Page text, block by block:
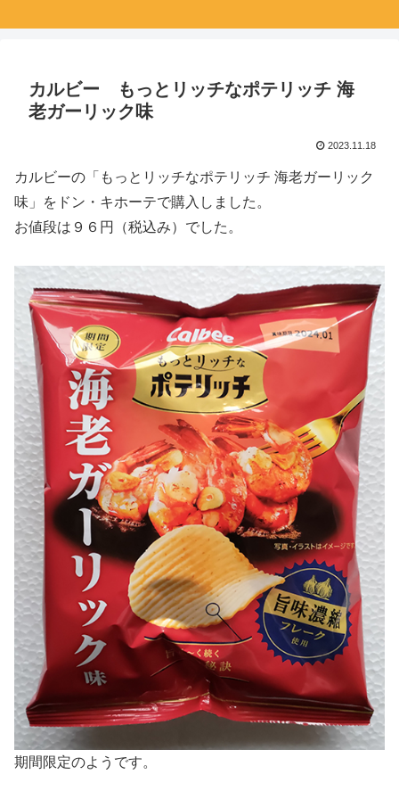
カルビー もっとリッチなポテリッチ 海
老ガーリック味
2023.11.18
カルビーの「もっとリッチなポテリッチ 海老ガーリック
味」をドン・キホーテで購入しました。
お値段は９６円（税込み）でした。
期間限定のようです。